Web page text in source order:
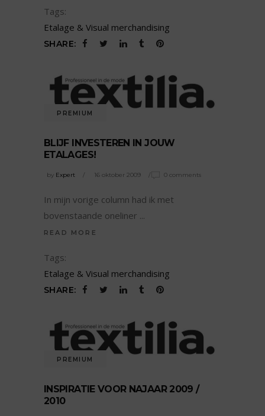
Tags:
Etalage & Visual merchandising
SHARE:
PREMIUM
BLIJF INVESTEREN IN JOUW
ETALAGES!
by Expert 16 oktober 2009 0 comments
In mijn vorige column had ik met
bovenstaande oneliner
READ MORE
Tags:
Etalage & Visual merchandising
SHARE:
PREMIUM
INSPIRATIE VOOR NAJAAR 2009 /
2010